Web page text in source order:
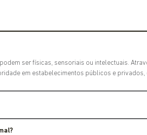
ser físicas, sensoriais ou intelectuais.
em estabelecimentos públicos e privados,